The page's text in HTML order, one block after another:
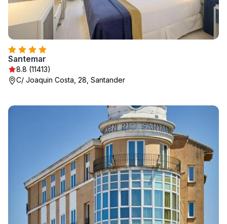
Santemar
8.8 (11413)
C/ Joaquin Costa, 28, Santander